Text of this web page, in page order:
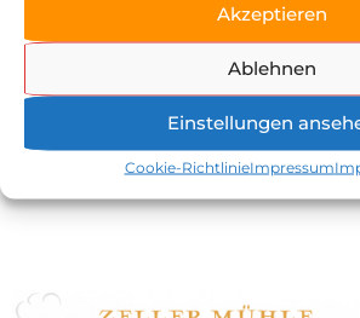
Akzeptieren
Ablehnen
Einstellungen
Cookie-RichtlinieImpressum
l
i
r
Vertrag widerrufen
Zeller Mühle Huber GmbH
Zeller Straße 47
07223 / 24170